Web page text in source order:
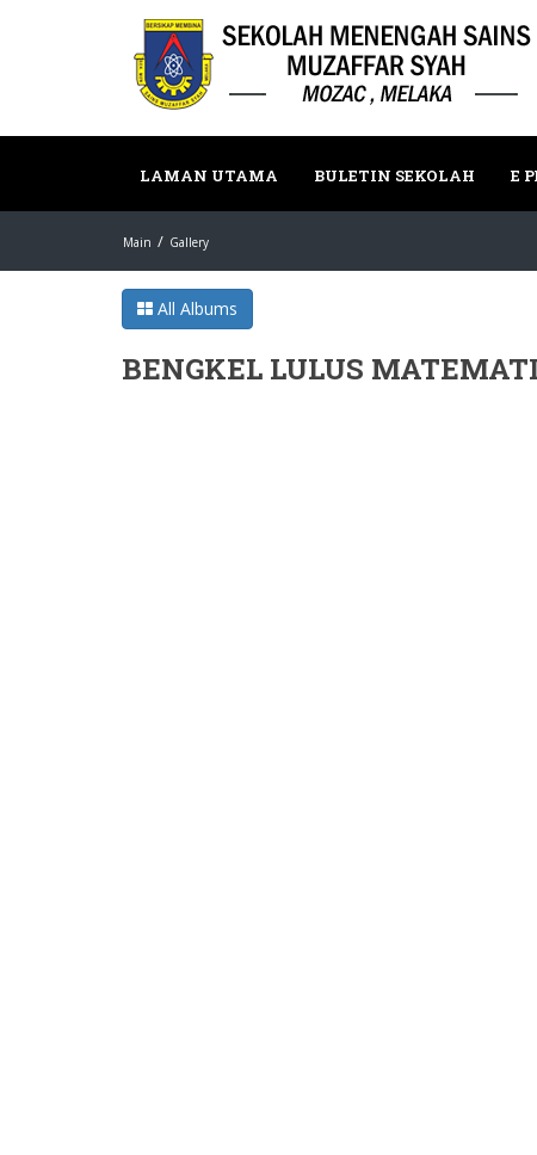
LAMAN UTAMA BULETIN SEKOLAH E
Main Gallery
All Albums
BENGKEL LULUS